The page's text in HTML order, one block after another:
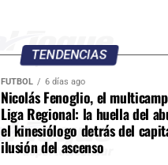
TENDENCIAS
FÚTBOL 6 días ago
Nicolás Fenoglio, el
Liga Regional: la huella del
el kinesiólogo detrás del
ilusión del ascenso